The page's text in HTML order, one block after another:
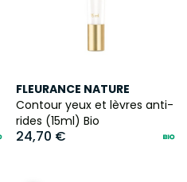
FLEURANCE NATURE
Contour yeux et lèvres anti-
rides (15ml) Bio
24,70 €